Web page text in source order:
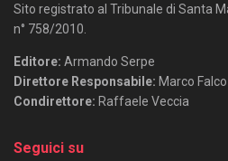
Sito registrato al Tribunale di Santa
n° 758/2010.
Editore: Armando Serpe
Direttore Responsabile: Marco Falco
Condirettore: Raffaele Veccia
Seguici su